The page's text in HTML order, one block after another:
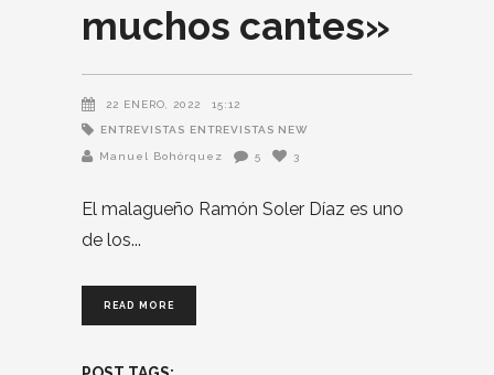
muchos cantes»
22 ENERO, 2022 15:12
ENTREVISTAS ENTREVISTAS NEW
Manuel Bohórquez 5 3
El malagueño Ramón Soler Díaz es uno
de los
READ MORE